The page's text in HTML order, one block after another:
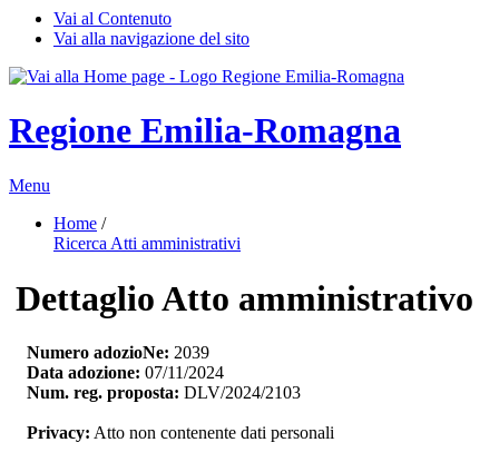
Vai al Contenuto
Vai alla navigazione del sito
Regione Emilia-Romagna
Menu
Home /
Ricerca Atti amministrativi
Dettaglio Atto amministrativo
Numero adozioNe: 2039
Data adozione: 07/11/2024
Num. reg. proposta: DLV/2024/2103
Privacy: Atto non contenente dati personali